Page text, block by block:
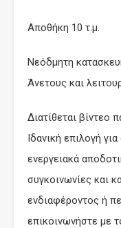
Αποθήκη 10 τ.μ.
Νεόδμητη
Άνετους και
Διατίθεται βίντεο
Ιδανική επιλογή
ενεργειακά
συγκοινωνίες και
ενδιαφέροντος ή
επικοινωνήστε με